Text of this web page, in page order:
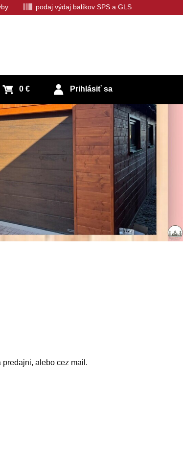
Prihlásiť sa
0 €
podaj výdaj balíkov SPS a GLS
alebo cez mail.